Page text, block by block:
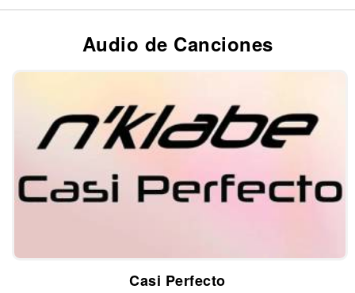
Audio de Canciones
Casi Perfecto